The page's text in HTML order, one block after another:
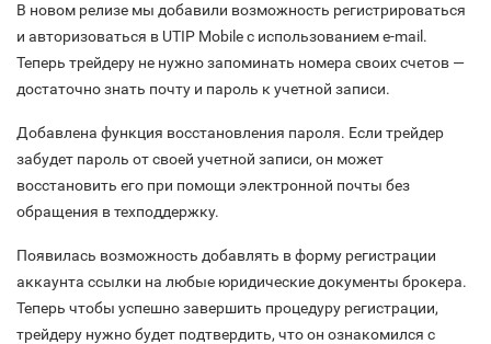
В новом релизе мы добавили возможность регистрироваться
и авторизоваться в UTIP Mobile с использованием e-mail.
Теперь трейдеру не нужно запоминать номера своих счетов —
достаточно знать почту и пароль к учетной записи.
Добавлена функция восстановления пароля. Если трейдер
забудет пароль от своей учетной записи, он может
восстановить его при помощи электронной почты без
обращения в техподдержку.
Появилась возможность добавлять в форму регистрации
аккаунта ссылки на любые юридические документы брокера.
Теперь чтобы успешно завершить процедуру регистрации,
трейдеру нужно будет подтвердить, что он ознакомился с